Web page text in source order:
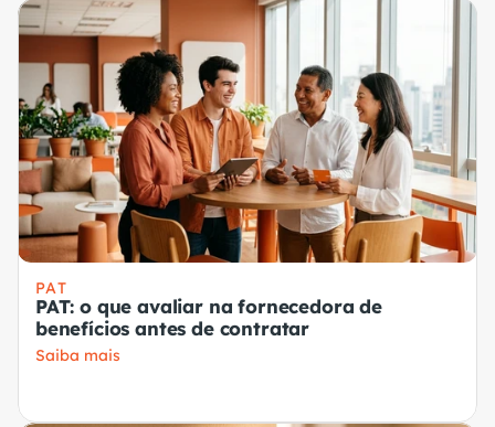
PAT
PAT: o que avaliar na fornecedora de
benefícios antes de contratar
Saiba mais